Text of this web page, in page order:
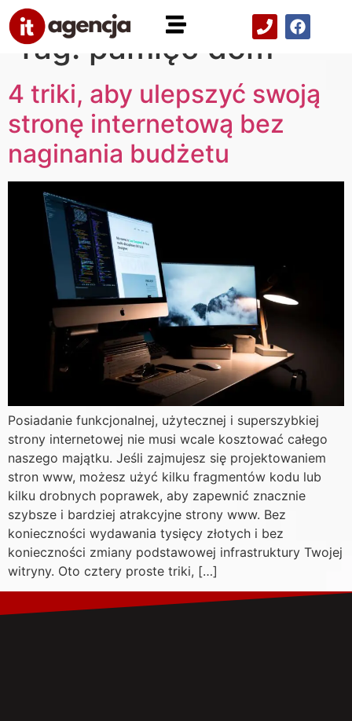
Tag: pamięć dom
4 triki, aby ulepszyć swoją
stronę internetową bez
naginania budżetu
Posiadanie funkcjonalnej, użytecznej i superszybkiej
strony internetowej nie musi wcale kosztować całego
naszego majątku. Jeśli zajmujesz się projektowaniem
stron www, możesz użyć kilku fragmentów kodu lub
kilku drobnych poprawek, aby zapewnić znacznie
szybsze i bardziej atrakcyjne strony www. Bez
konieczności wydawania tysięcy złotych i bez
konieczności zmiany podstawowej infrastruktury Twojej
witryny. Oto cztery proste triki, […]